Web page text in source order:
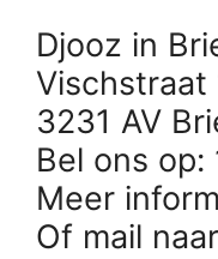
Djooz in
Vischstraat
3231 AV
Bel ons op:
Meer
Of mail